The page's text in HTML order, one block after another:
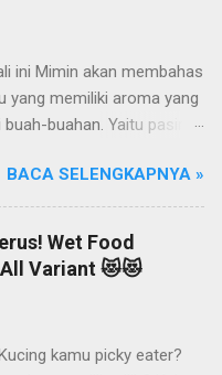
ini Mimin akan membahas
yang memiliki aroma yang
buahan. Yaitu pasir
satu merk produk
oleh PT. Arthacat Tirta
ini bergerak di
kucing, seperti Cat
Cat Food, Cat
Litter, dan lain-lain.
Tirta Surya ini, ada
BACA SELENGKAPNYA »
Wet Food
Variant 😻😻
kamu picky eater?